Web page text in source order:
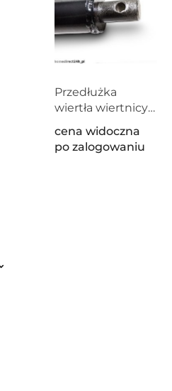
Przedłużka
wiertła wiertnicy
cena widoczna
po zalogowaniu